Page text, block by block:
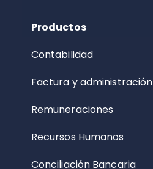
Productos
Contabilidad
Factura y administración
Remuneraciones
Recursos Humanos
Conciliación Bancaria